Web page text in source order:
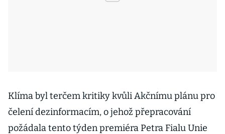
Klíma byl terčem kritiky kvůli Akčnímu plánu pro
čelení dezinformacím, o jehož přepracování
požádala tento týden premiéra Petra Fialu Unie